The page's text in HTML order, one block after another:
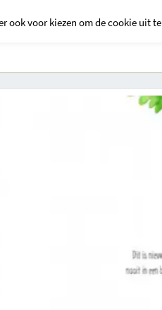
Kids Creatief
ook voor kiezen om de cookie uit